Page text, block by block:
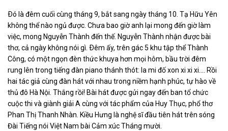
Ðó là đêm cuối cùng tháng 9, bắt sang ngày tháng 10. Tạ Hữu Yên
không thể nào ngủ được. Chưa bao giờ anh lại mong đến giờ làm
việc, mong Nguyễn Thành đến thế. Nguyễn Thành nhận được bài
thơ, cả ngày không nói gì. Ðêm ấy, trên gác 5 khu tập thể Thành
Công, có một ngọn đèn thức khuya hơn mọi hôm, bầu trời đêm
rung lên trong tiếng đàn piano thánh thót: la mi đố xon xi xi xi.... Rồi
hai tác giả cùng đàn hát với nhau trong niềm hạnh phúc, tự hào về
thủ đô Hà Nội. Thắng rồi! Bài hát được gửi ngay đến ban tổ chức
cuộc thi và giành giải A cùng với tác phẩm của Huy Thục, phổ thơ
Phan Thị Thanh Nhàn. Kiều Hưng là nghệ sĩ đầu tiên hát trên sóng
Đài Tiếng nói Việt Nam bài Cảm xúc Tháng mười.